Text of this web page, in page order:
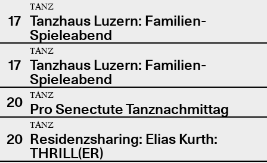
17
TANZ
Tanzhaus Luzern: Familien-
Spieleabend
17
TANZ
Tanzhaus Luzern: Familien-
Spieleabend
20
TANZ
Pro Senectute Tanznachmittag
20
TANZ
Residenzsharing: Elias Kurth:
THRILL(ER)